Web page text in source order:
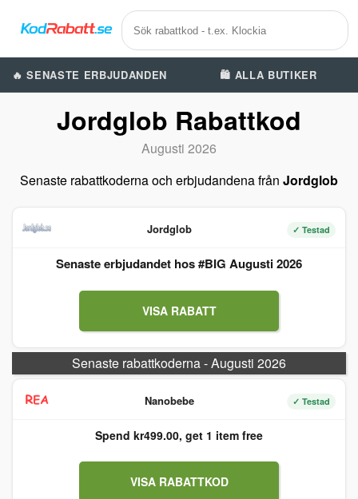
🔥 SENASTE ERBJUDANDEN 🛍️ ALLA BUTIKER
Jordglob Rabattkod
Augusti 2026
Senaste rabattkoderna och erbjudandena från Jordglob
Jordglob ✓ Testad
Senaste erbjudandet hos #BIG Augusti 2026
VISA RABATT
Senaste rabattkoderna - Augusti 2026
Nanobebe ✓ Testad
Spend kr499.00, get 1 item free
VISA RABATTKOD